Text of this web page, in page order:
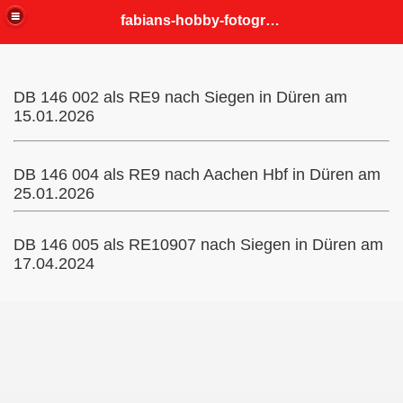
fabians-hobby-fotografien
DB 146 002 als RE9 nach Siegen in Düren am
15.01.2026
DB 146 004 als RE9 nach Aachen Hbf in Düren am
25.01.2026
DB 146 005 als RE10907 nach Siegen in Düren am
17.04.2024